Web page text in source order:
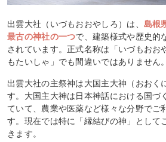
出雲大社（いづもおおやしろ）は、 島根
最古の神社の一つで、建築様式や歴史的
されています。正式名称は「いづもおお
もたいしゃ」でも間違いではありません。
出雲大社の主祭神は大国主大神（おおく
す。大国主大神は日本神話における国づ
ていて、農業や医薬など様々な分野でご
す。現在では特に「縁結びの神」として
きます。